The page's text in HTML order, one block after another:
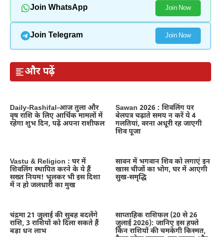
Join WhatsApp Join Now
Join Telegram Join Now
और पढ़ें
Daily-Rashifal-आज तुला और
वृष राशि के लिए आर्थिक मामलों में
रहेगा शुभ दिन, पढ़ें अपना राशीफल
Sawan 2026 : शिवलिंग पर
बेलपत्र चढ़ाते समय न करें ये 4
गलतियां, वरना अधूरी रह जाएगी
शिव पूजा
Vastu & Religion : घर में
शिवलिंग स्थापित करने के ये हैं
सख्त नियम! भूलकर भी इस दिशा
में न हो जलधारी का मुख
सावन में भगवान शिव को लगाएं इन
खास चीजों का भोग, घर में आएगी
सुख-समृद्धि
चंद्रमा 21 जुलाई की सुबह बदलेंगे
राशि, 3 राशियों को दिला सकते हैं
बड़ा धन लाभ
साप्ताहिक राशिफल (20 से 26
जुलाई 2026): जानिए इस हफ्ते
किन राशियों की चमकेगी किस्मत,